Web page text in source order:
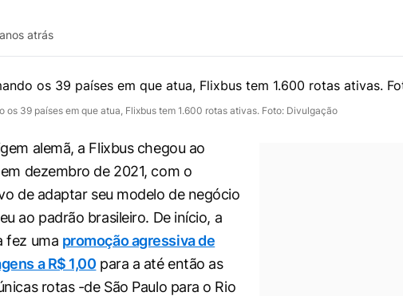
atrás
os 39 países em que atua, Flixbus tem 1.600 rotas ativas. Foto: Divulgação
alemã, a Flixbus chegou ao
dezembro de 2021, com o
de adaptar seu modelo de negócio
ao padrão brasileiro. De início, a
fez uma promoção agressiva de
a R$ 1,00 para a até então as
rotas -de São Paulo para o Rio